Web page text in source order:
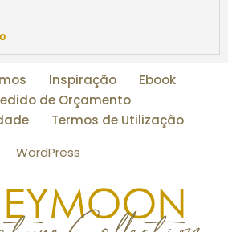
Inspiração
Ebook
de Orçamento
Termos de Utilização
WordPress